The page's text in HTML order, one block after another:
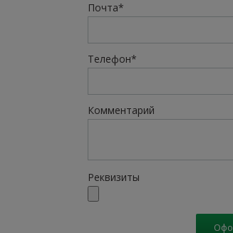
Почта*
Телефон*
Комментарий
Реквизиты